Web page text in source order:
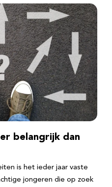
belangrijk dan
is het ieder jaar vaste
jongeren die op zoek